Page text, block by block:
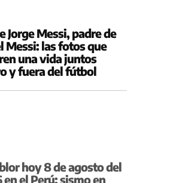
Jorge Messi, padre de
Messi: las fotos que
una vida juntos
y fuera del fútbol
hoy 8 de agosto del
en el Perú: sismo en